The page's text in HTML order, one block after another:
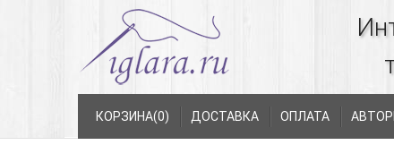
КОРЗИНА(0) ДОСТАВКА ОПЛАТА